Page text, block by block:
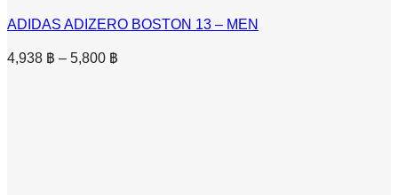
ADIDAS ADIZERO BOSTON 13 – MEN
4,938 ฿ – 5,800 ฿